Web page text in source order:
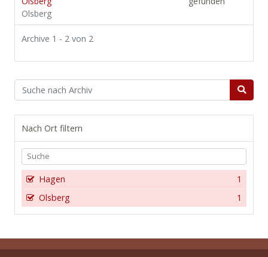
Olsberg
Archive 1 - 2 von 2
Nach Ort filtern
1
Hagen
1
Olsberg